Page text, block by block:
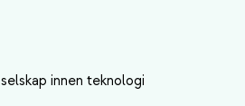
selskap innen teknologi